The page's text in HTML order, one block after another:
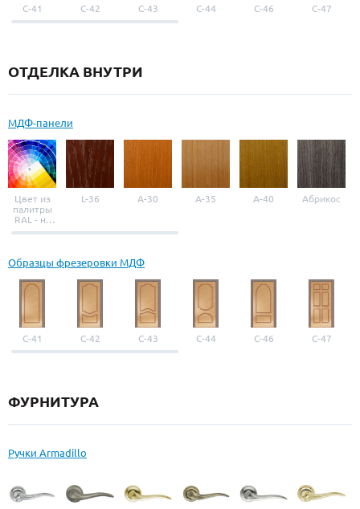
С-41 С-42 С-43 С-44 С-46 С-47
ОТДЕЛКА ВНУТРИ
МДФ-панели
Цвет из
палитры
RAL - на
выбор
L-36 A-30 A-35 A-40 Абрикос
Образцы фрезеровки МДФ
С-41 С-42 С-43 С-44 С-46 С-47
ФУРНИТУРА
Ручки Armadillo